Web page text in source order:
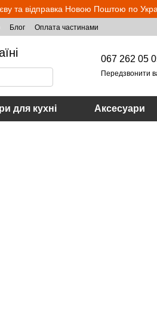
та відправка Новою Поштою по
Блог Оплата частинами
067 262 05
Передзвонити
для кухні Аксесуари